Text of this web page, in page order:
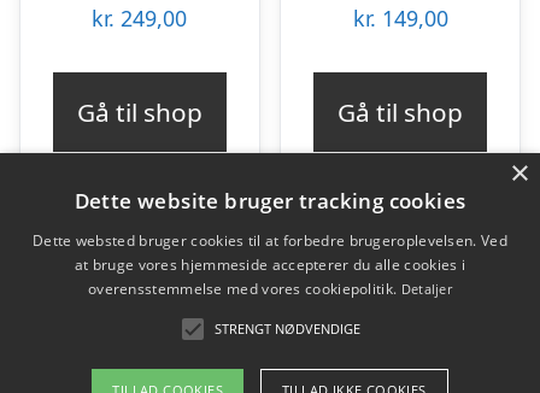
kr. 249,00
Gå til shop
kr. 149,00
Gå til shop
Varekategorier
×
Dette website bruger tracking cookies
Dette websted bruger cookies til at forbedre brugeroplevelsen. Ved
at bruge vores hjemmeside accepterer du alle cookies i
overensstemmelse med vores cookiepolitik. Detaljer
STRENGT NØDVENDIGE